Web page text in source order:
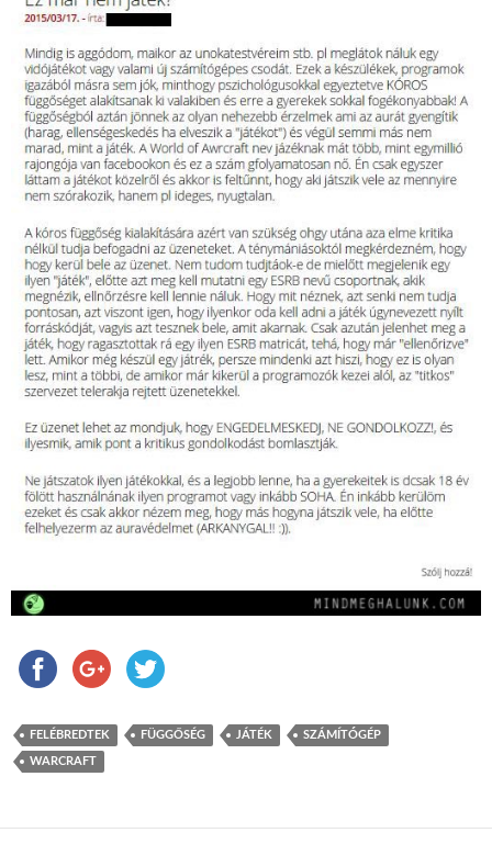
FELÉBREDTEK FÜGGŐSÉG JÁTÉK SZÁMÍTÓGÉP
WARCRAFT